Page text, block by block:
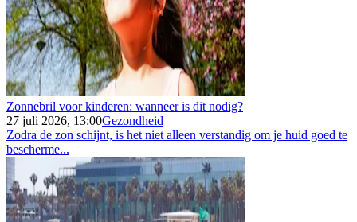
Zonnebril voor kinderen: wanneer is dit nodig?
27 juli 2026, 13:00Gezondheid
Zodra de zon schijnt, is het niet alleen verstandig om je huid goed te
bescherme...